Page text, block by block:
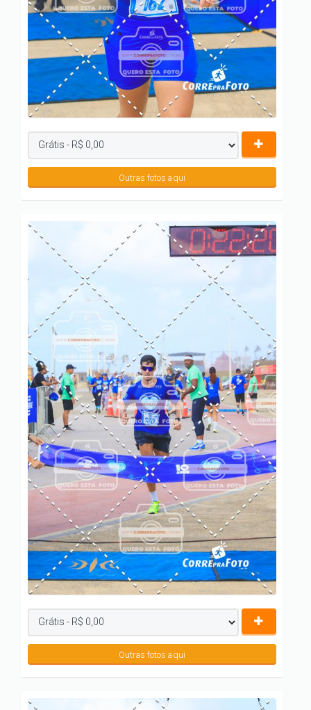
Outras fotos aqui
Outras fotos aqui